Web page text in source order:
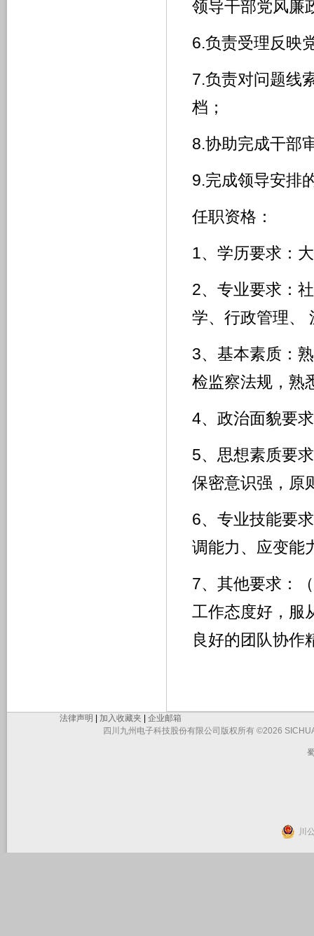
领导干部党风廉
6.负责受理反映
7.负责对问题线
档；
8.协助完成干部
9.完成领导安排
任职资格：
1、学历要求：
2、专业要求：
学、行政管理、
3、基本素质：
检监察法规，熟
4、政治面貌要
5、思想素质要
保密意识强，原
6、专业技能要
调能力、应变能
7、其他要求：
工作态度好，服
良好的团队协作
法律声明 加入收藏夹
企业邮箱
四川九州电子科技股份有限公司版权所有 ©2026
川